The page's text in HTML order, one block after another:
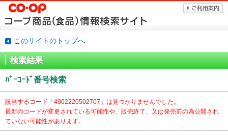
このサイトのトップへ
検索結果
ﾊﾞｰｺｰﾄﾞ番号検索
該当するコード「4902220502707」は見つかりませんでした。
最新のコードが変更されている可能性や、販売終了、又は発売前の為公開され
ていない可能性があります。